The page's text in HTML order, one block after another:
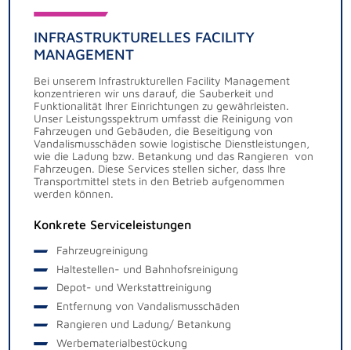
INFRASTRUKTURELLES FACILITY
MANAGEMENT
Bei unserem Infrastrukturellen Facility Management
konzentrieren wir uns darauf, die Sauberkeit und
Funktionalität Ihrer Einrichtungen zu gewährleisten.
Unser Leistungsspektrum umfasst die Reinigung von
Fahrzeugen und Gebäuden, die Beseitigung von
Vandalismusschäden sowie logistische Dienstleistungen,
wie die Ladung bzw. Betankung und das Rangieren von
Fahrzeugen. Diese Services stellen sicher, dass Ihre
Transportmittel stets in den Betrieb aufgenommen
werden können.
Konkrete Serviceleistungen
Fahrzeugreinigung
Haltestellen- und Bahnhofsreinigung
Depot- und Werkstattreinigung
Entfernung von Vandalismusschäden
Rangieren und Ladung/ Betankung
Werbematerialbestückung